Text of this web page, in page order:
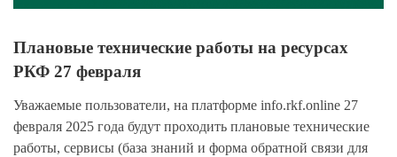
Плановые технические работы на ресурсах
РКФ 27 февраля
Уважаемые пользователи, на платформе info.rkf.online 27
февраля 2025 года будут проходить плановые технические
работы, сервисы (база знаний и форма обратной связи для